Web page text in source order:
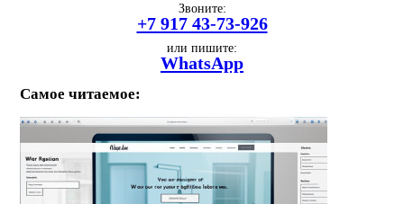
Звоните:
+7 917 43-73-926
или пишите:
WhatsApp
Самое читаемое: